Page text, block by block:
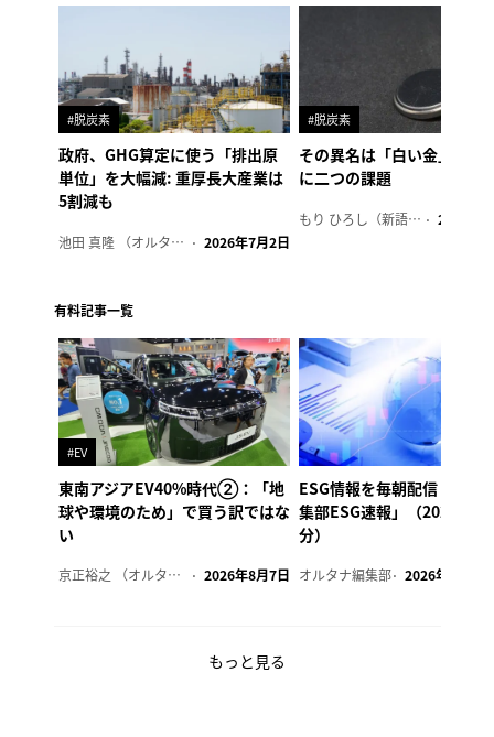
#脱炭素
政府、GHG算定に使う「排出原
単位」を大幅減: 重厚長大産業は
5割減も
池田 真隆 （オルタナ輪番編集長） 2026年7月2日
#脱炭素
その異名は「白い金」、リ
に二つの課題
もり ひろし（新語ウォッチャー） 2023年7
有料記事一覧
#EV
東南アジアEV40%時代②：「地
球や環境のため」で買う訳ではな
い
京正裕之 （オルタナ副編集長） 2026年8月7日
ESG情報を毎朝配信「オル
集部ESG速報」（2026年8
分）
オルタナ編集部 2026年8月7日
もっと見る